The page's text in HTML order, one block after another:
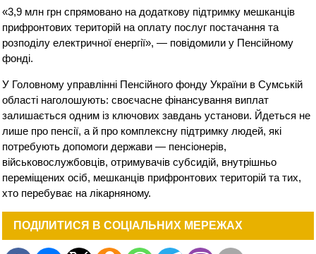
«3,9 млн грн спрямовано на додаткову підтримку мешканців
прифронтових територій на оплату послуг постачання та
розподілу електричної енергії», — повідомили у Пенсійному
фонді.
У Головному управлінні Пенсійного фонду України в Сумській
області наголошують: своєчасне фінансування виплат
залишається одним із ключових завдань установи. Йдеться не
лише про пенсії, а й про комплексну підтримку людей, які
потребують допомоги держави — пенсіонерів,
військовослужбовців, отримувачів субсидій, внутрішньо
переміщених осіб, мешканців прифронтових територій та тих,
хто перебуває на лікарняному.
ПОДІЛИТИСЯ В СОЦІАЛЬНИХ МЕРЕЖАХ